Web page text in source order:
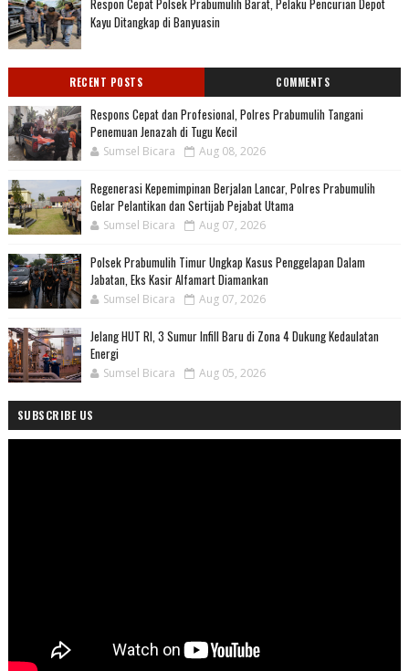
Respon Cepat Polsek Prabumulih Barat, Pelaku Pencurian Depot
Kayu Ditangkap di Banyuasin
RECENT POSTS COMMENTS
Respons Cepat dan Profesional, Polres Prabumulih Tangani
Penemuan Jenazah di Tugu Kecil
Sumsel Bicara Aug 08, 2026
Regenerasi Kepemimpinan Berjalan Lancar, Polres Prabumulih
Gelar Pelantikan dan Sertijab Pejabat Utama
Sumsel Bicara Aug 07, 2026
Polsek Prabumulih Timur Ungkap Kasus Penggelapan Dalam
Jabatan, Eks Kasir Alfamart Diamankan
Sumsel Bicara Aug 07, 2026
Jelang HUT RI, 3 Sumur Infill Baru di Zona 4 Dukung Kedaulatan
Energi
Sumsel Bicara Aug 05, 2026
SUBSCRIBE US